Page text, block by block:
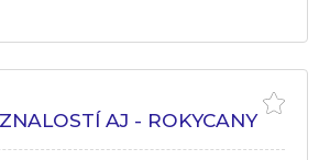
AJ - ROKYCANY